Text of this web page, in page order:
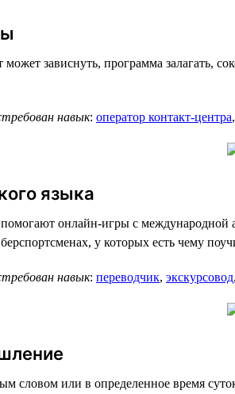
зависнуть, программа залагать,
навык: оператор контакт-центра,
языка
онлайн-игры с международной
у которых есть чему
навык: переводчик, экскурсовод,
словом или в определенное время